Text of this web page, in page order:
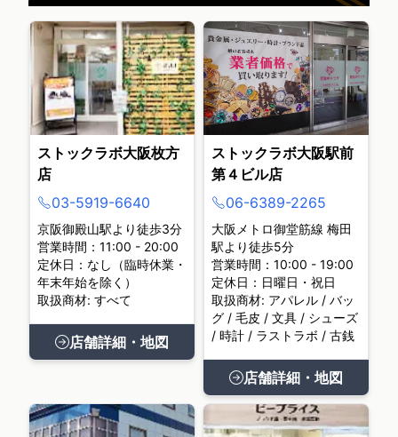
ストックラボ大阪枚方
店
03-5919-6640
京阪御殿山駅より徒歩3分
営業時間：11:00 - 20:00
定休日：なし（臨時休業・
年末年始を除く）
取扱商材: すべて
店舗詳細・地図
ストックラボ大阪駅前
第４ビル店
06-6389-2265
大阪メトロ御堂筋線 梅田
駅より徒歩5分
営業時間：10:00 - 19:00
定休日：日曜日・祝日
取扱商材: アパレル / バッ
グ / 毛皮 / 文具 / シューズ
/ 時計 / ラストラボ / 古銭
店舗詳細・地図